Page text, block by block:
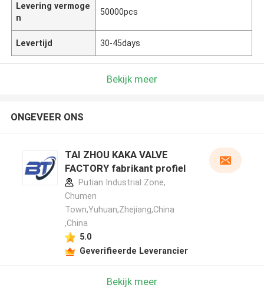
Levering vermoge
n
50000pcs
Levertijd 30-45days
Bekijk meer
ONGEVEER ONS
TAI ZHOU KAKA VALVE
FACTORY fabrikant profiel
Putian Industrial Zone,
Chumen
Town,Yuhuan,Zhejiang,China
,China
5.0
Geverifieerde Leverancier
Bekijk meer